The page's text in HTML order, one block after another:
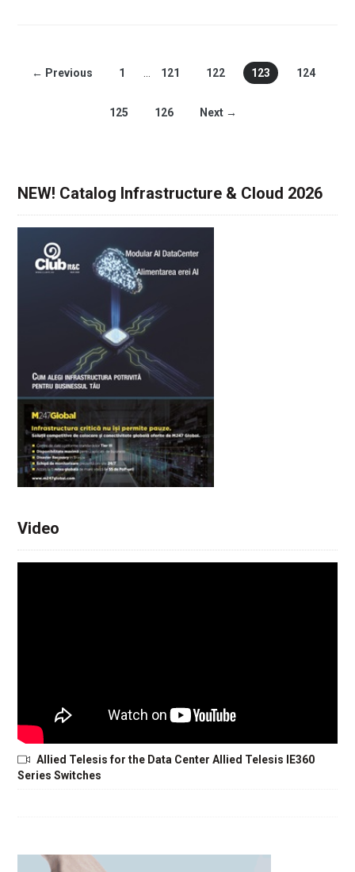
← Previous 1 … 121 122 123 124
125 126 Next →
NEW! Catalog Infrastructure & Cloud 2026
Video
Allied Telesis for the Data Center Allied Telesis IE360
Series Switches